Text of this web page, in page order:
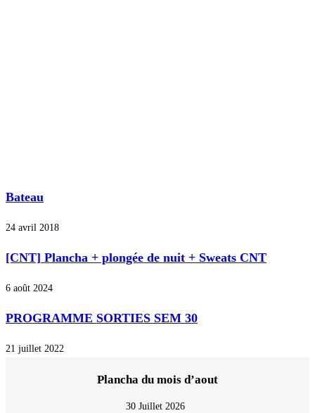
Bateau
24 avril 2018
[CNT] Plancha + plongée de nuit + Sweats CNT
6 août 2024
PROGRAMME SORTIES SEM 30
21 juillet 2022
Plancha du mois d’aout
30 Juillet 2026